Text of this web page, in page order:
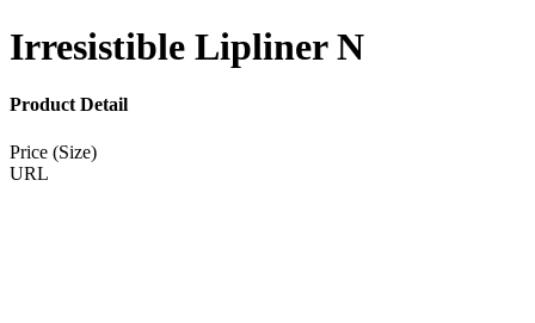
Irresistible Lipliner N
Product Detail
Price (Size)
URL